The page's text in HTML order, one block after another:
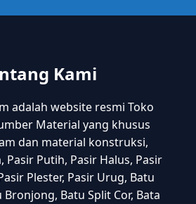
Kami
adalah website resmi Toko
Material yang khusus
dan material konstruksi,
Pasir Putih, Pasir Halus, Pasir
Plester, Pasir Urug, Batu
Bronjong, Batu Split Cor, Bata